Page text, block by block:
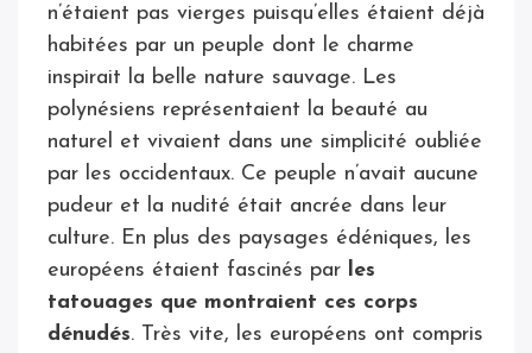
n’étaient pas vierges puisqu’elles étaient déjà
habitées par un peuple dont le charme
inspirait la belle nature sauvage. Les
polynésiens représentaient la beauté au
naturel et vivaient dans une simplicité oubliée
par les occidentaux. Ce peuple n’avait aucune
pudeur et la nudité était ancrée dans leur
culture. En plus des paysages édéniques, les
européens étaient fascinés par
les
tatouages que montraient ces corps
dénudés. Très vite, les européens ont compris